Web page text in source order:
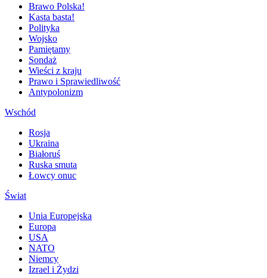
Brawo Polska!
Kasta basta!
Polityka
Wojsko
Pamiętamy
Sondaż
Wieści z kraju
Prawo i Sprawiedliwość
Antypolonizm
Wschód
Rosja
Ukraina
Białoruś
Ruska smuta
Łowcy onuc
Świat
Unia Europejska
Europa
USA
NATO
Niemcy
Izrael i Żydzi